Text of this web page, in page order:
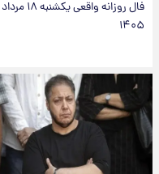
فال روزانه واقعی یکشنبه ۱۸ مرداد
۱۴۰۵